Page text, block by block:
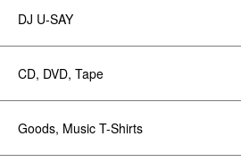
DJ U-SAY
CD, DVD, Tape
Goods, Music T-Shirts